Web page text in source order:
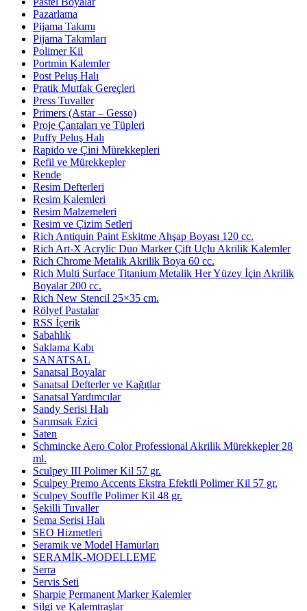
Pazarlama
Pijama Takımı
Pijama Takımları
Polimer Kil
Portmin Kalemler
Post Peluş Halı
Pratik Mutfak Gereçleri
Press Tuvaller
Primers (Astar – Gesso)
Proje Çantaları ve Tüpleri
Puffy Peluş Halı
Rapido ve Çini Mürekkepleri
Refil ve Mürekkepler
Rende
Resim Defterleri
Resim Kalemleri
Resim Malzemeleri
Resim ve Çizim Setleri
Rich Antiquin Paint Eskitme Ahşap Boyası 120 cc.
Rich Art-X Acrylic Duo Marker Çift Uçlu Akrilik Kalemler
Rich Chrome Metalik Akrilik Boya 60 cc.
Rich Multi Surface Titanium Metalik Her Yüzey İçin Akrilik
Boyalar 200 cc.
Rich New Stencil 25×35 cm.
Rölyef Pastalar
RSS İçerik
Sabahlık
Saklama Kabı
SANATSAL
Sanatsal Boyalar
Sanatsal Defterler ve Kağıtlar
Sanatsal Yardımcılar
Sandy Serisi Halı
Sarımsak Ezici
Saten
Schmincke Aero Color Professional Akrilik Mürekkepler 28
ml.
Sculpey III Polimer Kil 57 gr.
Sculpey Premo Accents Ekstra Efektli Polimer Kil 57 gr.
Sculpey Souffle Polimer Kil 48 gr.
Şekilli Tuvaller
Sema Serisi Halı
SEO Hizmetleri
Seramik ve Model Hamurları
SERAMİK-MODELLEME
Serra
Servis Seti
Sharpie Permanent Marker Kalemler
Silgi ve Kalemtraşlar